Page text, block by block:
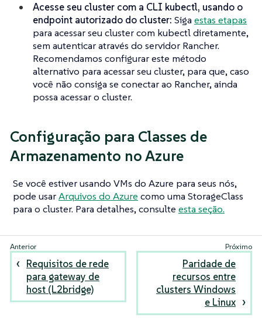
Acesse seu cluster com a CLI kubectl, usando o
endpoint autorizado do cluster: Siga estas etapas
para acessar seu cluster com kubectl diretamente,
sem autenticar através do servidor Rancher.
Recomendamos configurar este método
alternativo para acessar seu cluster, para que, caso
você não consiga se conectar ao Rancher, ainda
possa acessar o cluster.
Configuração para Classes de
Armazenamento no Azure
Se você estiver usando VMs do Azure para seus nós,
pode usarArquivos do Azure como uma StorageClass
para o cluster. Para detalhes, consulte esta seção.
Requisitos de rede
para gateway de
host (L2bridge)
Paridade de
recursos entre
clusters Windows
e Linux